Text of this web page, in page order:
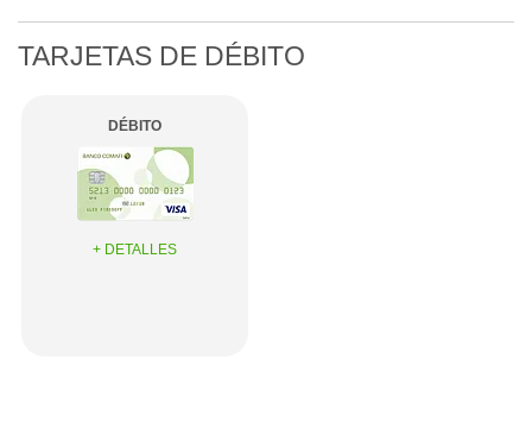
TARJETAS DE DÉBITO
DÉBITO
+ DETALLES